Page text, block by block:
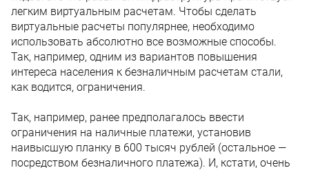
легким виртуальным расчетам. Чтобы сделать
виртуальные расчеты популярнее, необходимо
использовать абсолютно все возможные способы.
Так, например, одним из вариантов повышения
интереса населения к безналичным расчетам стали,
как водится, ограничения.
Так, например, ранее предполагалось ввести
ограничения на наличные платежи, установив
наивысшую планку в 600 тысяч рублей (остальное —
посредством безналичного платежа). И, кстати, очень